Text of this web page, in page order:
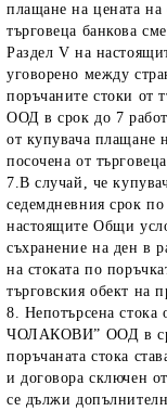
плащане на цената на
търговеца банкова
Раздел V на
уговорено между
поръчаните стоки
ООД в срок до 7
от купувача плащане
посочена от
7.В случай, че
седемдневния срок
настоящите Общи
съхранение на ден в
на стоката по
търговския обект на
8. Непотърсена стока
ЧОЛАКОВИ” ООД в
поръчаната стока
и договора сключен
се дължи